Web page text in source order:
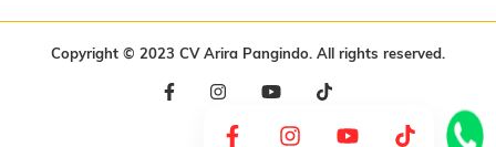
Copyright © 2023 CV Arira Pangindo. All rights reserved.